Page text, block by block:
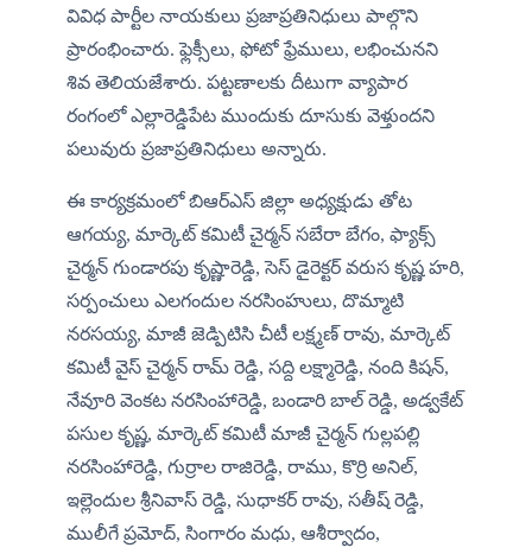
వివిధ పార్టీల నాయకులు ప్రజాప్రతినిధులు పాల్గొని
ప్రారంభించారు. ఫ్లెక్సీలు, ఫోటో ఫ్రేములు, లభించునని
శివ తెలియజేశారు. పట్టణాలకు దీటుగా వ్యాపార
రంగంలో ఎల్లారెడ్డిపేట ముందుకు దూసుకు వెళ్తుందని
పలువురు ప్రజాప్రతినిధులు అన్నారు.
ఈ కార్యక్రమంలో బిఆర్ఎస్ జిల్లా అధ్యక్షుడు తోట
ఆగయ్య, మార్కెట్ కమిటీ చైర్మన్ సబేరా బేగం, ఫ్యాక్స్
చైర్మన్ గుండారపు కృష్ణారెడ్డి, సెస్ డైరెక్టర్ వరుస కృష్ణ హరి,
సర్పంచులు ఎలగందుల నరసింహులు, దొమ్మాటి
నరసయ్య, మాజీ జెడ్పిటిసి చీటీ లక్ష్మణ్ రావు, మార్కెట్
కమిటీ వైస్ చైర్మన్ రామ్ రెడ్డి, సద్ది లక్ష్మారెడ్డి, నంది కిషన్,
నేవూరి వెంకట నరసింహారెడ్డి, బండారి బాల్ రెడ్డి, అడ్వకేట్
పసుల కృష్ణ, మార్కెట్ కమిటీ మాజీ చైర్మన్ గుల్లపల్లి
నరసింహారెడ్డి, గుర్రాల రాజిరెడ్డి, రాము, కొర్రి అనిల్,
ఇల్లెందుల శ్రీనివాస్ రెడ్డి, సుధాకర్ రావు, సతీష్ రెడ్డి,
ములీగే ప్రమోద్, సింగారం మధు, ఆశీర్వాదం,